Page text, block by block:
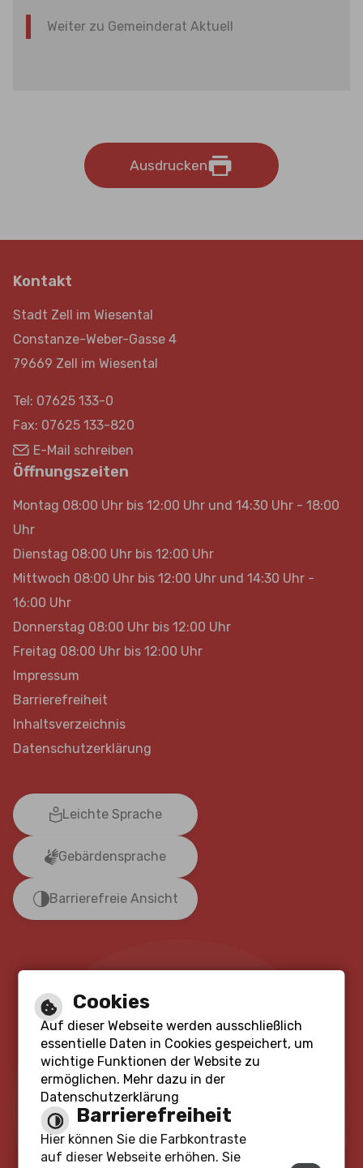
Weiter zu Gemeinderat Aktuell
Ausdrucken
Kontakt
Stadt Zell im Wiesental
Constanze-Weber-Gasse 4
79669 Zell im Wiesental
Tel: 07625 133-0
Fax: 07625 133-820
E-Mail schreiben
Öffnungszeiten
Montag 08:00 Uhr bis 12:00 Uhr und 14:30 Uhr - 18:00
Uhr
Dienstag 08:00 Uhr bis 12:00 Uhr
Mittwoch 08:00 Uhr bis 12:00 Uhr und 14:30 Uhr -
16:00 Uhr
Donnerstag 08:00 Uhr bis 12:00 Uhr
Freitag 08:00 Uhr bis 12:00 Uhr
Impressum
Barrierefreiheit
Inhaltsverzeichnis
Datenschutzerklärung
Leichte Sprache
Gebärdensprache
Barrierefreie Ansicht
Cookies
Auf dieser Webseite werden ausschließlich
essentielle Daten in Cookies gespeichert, um
wichtige Funktionen der Website zu
ermöglichen. Mehr dazu in der
Datenschutzerklärung
Barrierefreiheit
Hier können Sie die Farbkontraste
auf dieser Webseite erhöhen. Sie